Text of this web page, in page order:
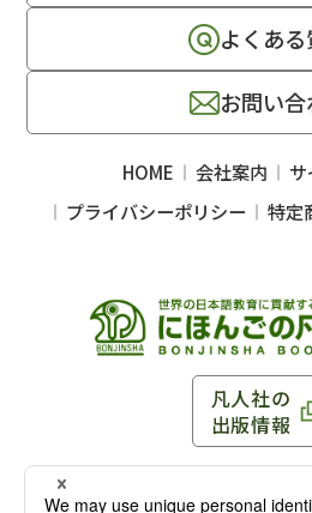
凡人社の
出版情報
〒102-0093 東京都千代田区平河
よくあ
お問い
HOME 会社案内
プライバシーポリシー
特定